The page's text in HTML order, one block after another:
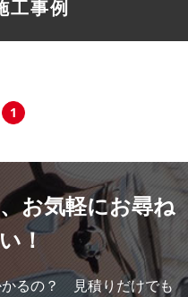
工事例
1
お気軽にお尋ね
！
かるの？ 見積りだけでも